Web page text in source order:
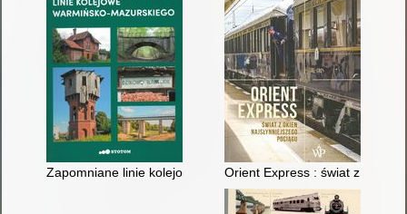
Zapomniane linie kolejowe warmińsko-mazurskiego
Orient Express : świat z okien